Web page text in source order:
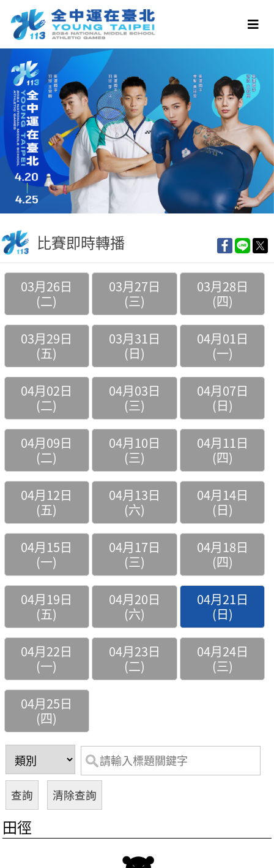
比賽即時轉播
03月26日
(二)
03月27日
(三)
03月28日
(四)
03月29日
(五)
03月31日
(日)
04月01日
(一)
04月02日
(二)
04月03日
(三)
04月07日
(日)
04月09日
(二)
04月10日
(三)
04月11日
(四)
04月12日
(五)
04月13日
(六)
04月14日
(日)
04月15日
(一)
04月17日
(三)
04月18日
(四)
04月19日
(五)
04月20日
(六)
04月21日
(日)
04月22日
(一)
04月23日
(二)
04月24日
(三)
04月25日
(四)
田徑